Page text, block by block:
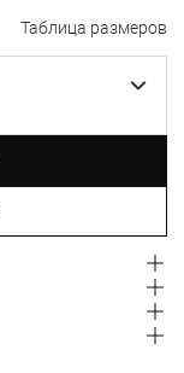
Таблица размеров